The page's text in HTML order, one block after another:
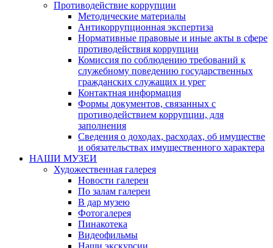
Противодействие коррупции
Методические материалы
Антикоррупционная экспертиза
Нормативные правовые и иные акты в сфере
противодействия коррупции
Комиссия по соблюдению требований к
служебному поведению государственных
гражданских служащих и урег
Контактная информация
Формы документов, связанных с
противодействием коррупции, для
заполнения
Сведения о доходах, расходах, об имуществе
и обязательствах имущественного характера
НАШИ МУЗЕИ
Художественная галерея
Новости галереи
По залам галереи
В дар музею
Фотогалерея
Пинакотека
Видеофильмы
Наши экскурсии